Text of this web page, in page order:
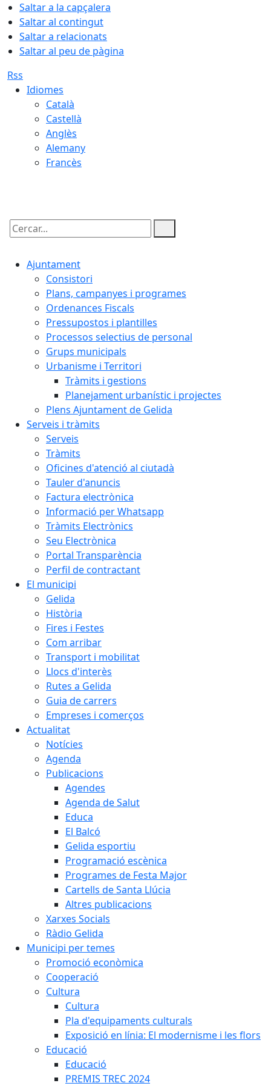
Saltar a la capçalera
Saltar al contingut
Saltar a relacionats
Saltar al peu de pàgina
Rss
Idiomes
Català
Castellà
Anglès
Alemany
Francès
Cercar:
Ajuntament
Consistori
Plans, campanyes i programes
Ordenances Fiscals
Pressupostos i plantilles
Processos selectius de personal
Grups municipals
Urbanisme i Territori
Tràmits i gestions
Planejament urbanístic i projectes
Plens Ajuntament de Gelida
Serveis i tràmits
Serveis
Tràmits
Oficines d'atenció al ciutadà
Tauler d'anuncis
Factura electrònica
Informació per Whatsapp
Tràmits Electrònics
Seu Electrònica
Portal Transparència
Perfil de contractant
El municipi
Gelida
Història
Fires i Festes
Com arribar
Transport i mobilitat
Llocs d'interès
Rutes a Gelida
Guia de carrers
Empreses i comerços
Actualitat
Notícies
Agenda
Publicacions
Agendes
Agenda de Salut
Educa
El Balcó
Gelida esportiu
Programació escènica
Programes de Festa Major
Cartells de Santa Llúcia
Altres publicacions
Xarxes Socials
Ràdio Gelida
Municipi per temes
Promoció econòmica
Cooperació
Cultura
Cultura
Pla d'equipaments culturals
Exposició en línia: El modernisme i les flors
Educació
Educació
PREMIS TREC 2024